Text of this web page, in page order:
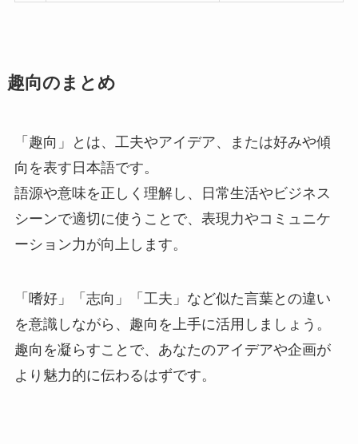
趣向のまとめ
「趣向」とは、工夫やアイデア、または好みや傾
向を表す日本語です。
語源や意味を正しく理解し、日常生活やビジネス
シーンで適切に使うことで、表現力やコミュニケ
ーション力が向上します。
「嗜好」「志向」「工夫」など似た言葉との違い
を意識しながら、趣向を上手に活用しましょう。
趣向を凝らすことで、あなたのアイデアや企画が
より魅力的に伝わるはずです。